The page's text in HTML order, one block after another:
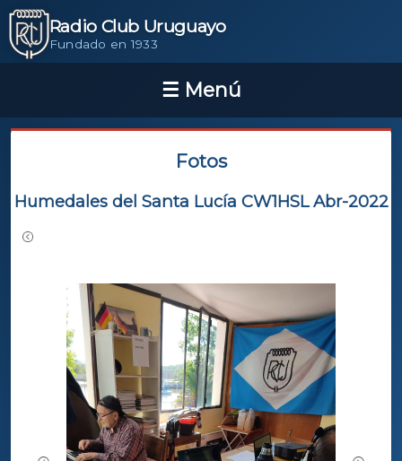
Radio Club Uruguayo
Fundado en 1933
Fotos
Humedales del Santa Lucía CW1HSL Abr-2022